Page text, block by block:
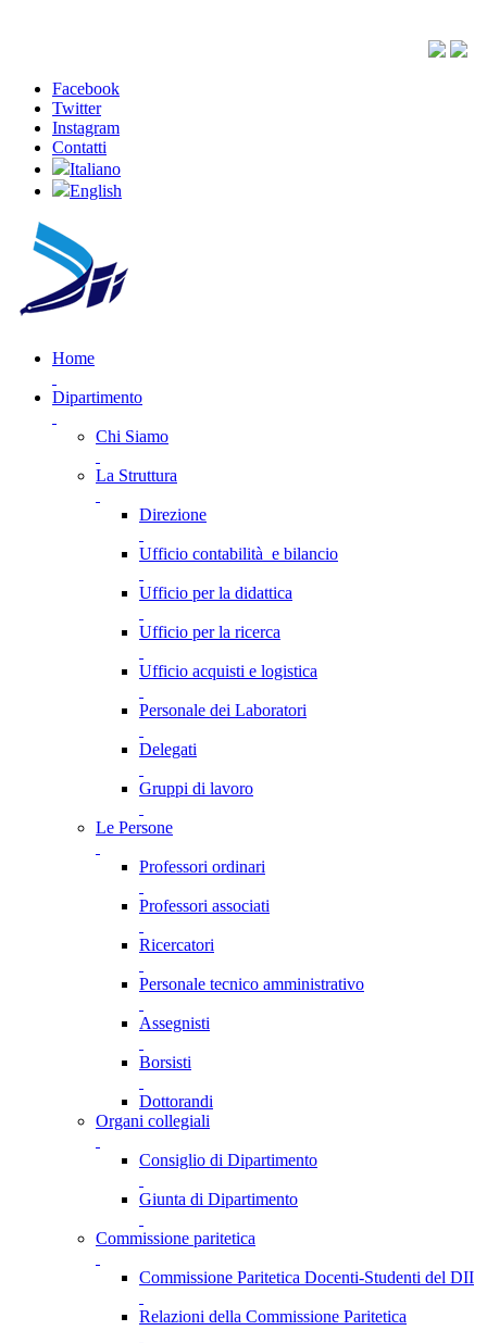
Facebook
Twitter
Instagram
Contatti
Italiano
English
Home
Dipartimento
Chi Siamo
La Struttura
Direzione
Ufficio contabilità e bilancio
Ufficio per la didattica
Ufficio per la ricerca
Ufficio acquisti e logistica
Personale dei Laboratori
Delegati
Gruppi di lavoro
Le Persone
Professori ordinari
Professori associati
Ricercatori
Personale tecnico amministrativo
Assegnisti
Borsisti
Dottorandi
Organi collegiali
Consiglio di Dipartimento
Giunta di Dipartimento
Commissione paritetica
Commissione Paritetica Docenti-Studenti del DII
Relazioni della Commissione Paritetica